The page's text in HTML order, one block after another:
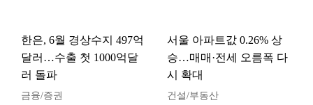
한은, 6월 경상수지 497억
달러…수출 첫 1000억달
러 돌파
금융/증권
서울 아파트값 0.26% 상
승…매매·전세 오름폭 다
시 확대
건설/부동산